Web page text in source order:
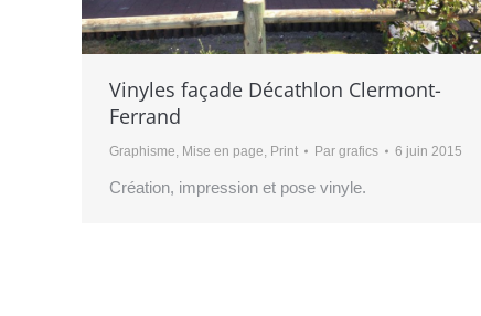
Vinyles façade Décathlon Clermont-
Ferrand
Graphisme Mise en page Print Par grafics 6 juin 2015
Création, impression et pose vinyle.